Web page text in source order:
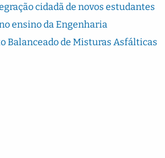
cidadã de novos estudantes
ensino da Engenharia
Balanceado de Misturas Asfálticas